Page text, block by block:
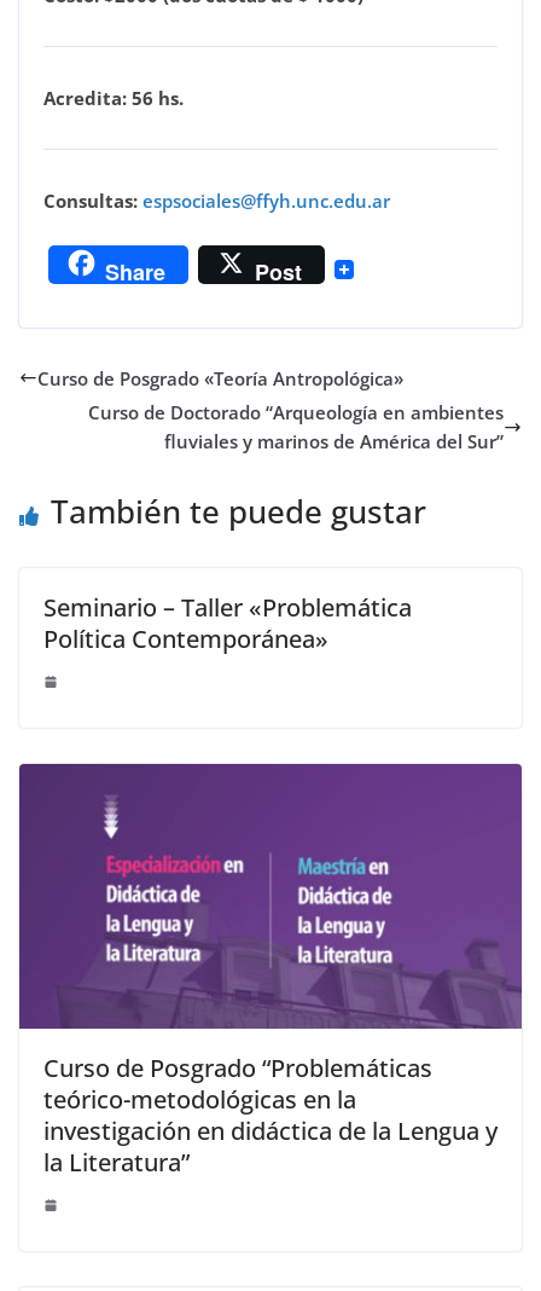
Acredita: 56 hs.
Consultas: espsociales@ffyh.unc.edu.ar
Share Post
Curso de Posgrado «Teoría Antropológica»
Curso de Doctorado “Arqueología en ambientes
fluviales y marinos de América del Sur”
También te puede gustar
Seminario – Taller «Problemática
Política Contemporánea»
Curso de Posgrado “Problemáticas
teórico-metodológicas en la
investigación en didáctica de la Lengua y
la Literatura”